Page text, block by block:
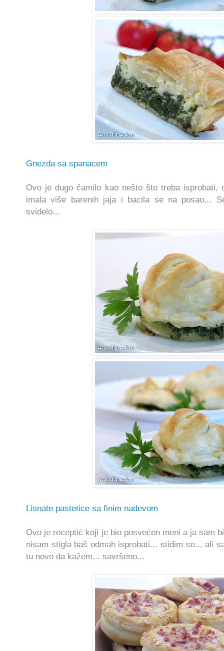
Gnezda sa spanacem
Ovo je dugo čamilo kao nešto što treba isprobati,
imala više barenih jaja i bacila se na posao...
svidelo...
Lisnate pastetice sa finim nadevom
Ovo je receptić koji je bio posvećen meni a ja sam
nisam stigla baš odmah isprobati... stidim se... ali
tu novo da kažem... savršeno...